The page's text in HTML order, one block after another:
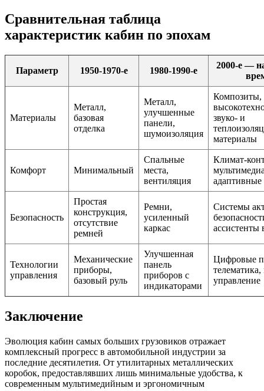
Сравнительная таблица
характеристик кабин по эпохам
Параметр 1950-1970-е 1980-1990-е
2000-е —
Материалы
Металл,
базовая
отделка
Металл,
улучшенные
панели,
шумоизоляция
Композиты,
звуко- и
материалы
Комфорт Минимальный
Спальные
места,
вентиляция
Климат-
адаптивные
Безопасность
Простая
конструкция,
отсутствие
ремней
Ремни,
усиленный
каркас
Системы
ассистенты
Технологии
управления
Механические
приборы,
базовый руль
Улучшенная
панель
приборов с
индикаторами
Цифровые
телематика,
управление
Заключение
Эволюция кабин самых больших грузовиков отражает
комплексный прогресс в автомобильной индустрии за
последние десятилетия. От утилитарных металлических
коробок, предоставлявших лишь минимальные удобства, к
современным мультимедийным и эргономичным